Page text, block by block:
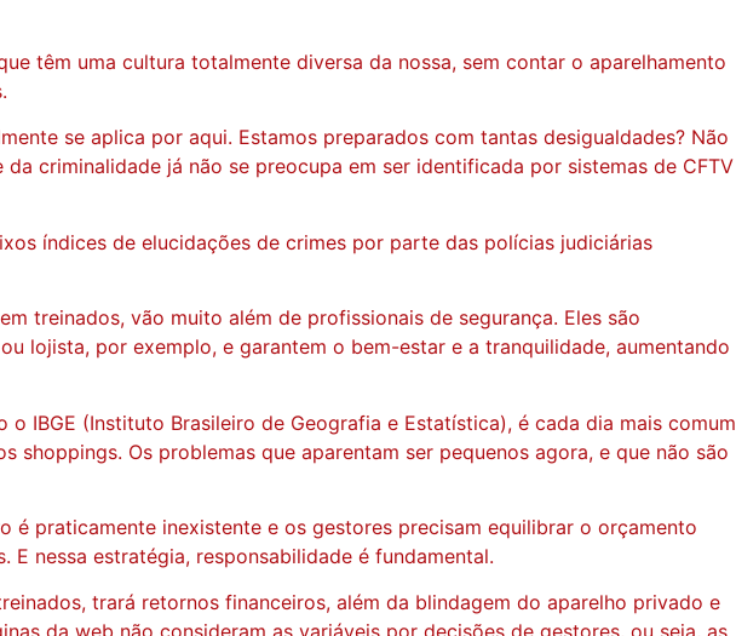
têm uma cultura totalmente diversa da nossa, sem contar o aparelhamento
se aplica por aqui. Estamos preparados com tantas desigualdades? Não
criminalidade já não se preocupa em ser identificada por sistemas de CFTV
índices de elucidações de crimes por parte das polícias judiciárias
treinados, vão muito além de profissionais de segurança. Eles são
lojista, por exemplo, e garantem o bem-estar e a tranquilidade, aumentando
IBGE (Instituto Brasileiro de Geografia e Estatística), é cada dia mais comum
Os problemas que aparentam ser pequenos agora, e que não são
praticamente inexistente e os gestores precisam equilibrar o orçamento
nessa estratégia, responsabilidade é fundamental.
trará retornos financeiros, além da blindagem do aparelho privado e